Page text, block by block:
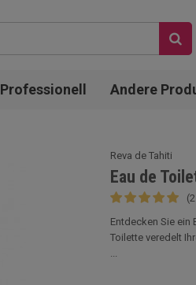
Professionell Andere
Reva de Tahiti
Eau de
Entdecken Sie ein
Toilette veredelt
...